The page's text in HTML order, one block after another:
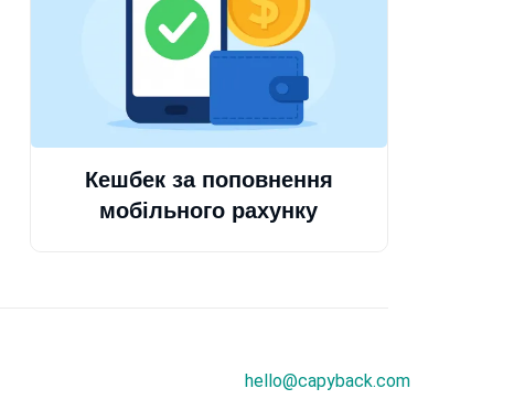
Кешбек за поповнення
мобільного рахунку
hello@capyback.com